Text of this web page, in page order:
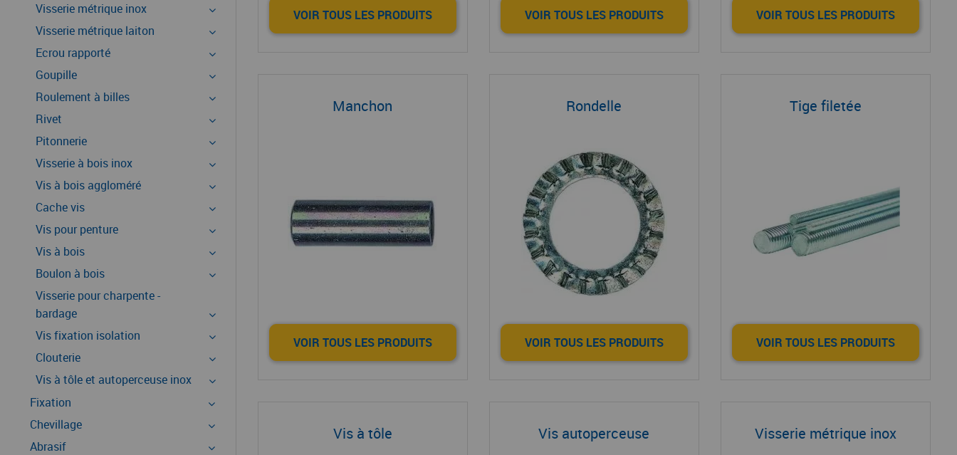
Visserie métrique inox
Visserie métrique laiton
Ecrou rapporté
Goupille
Roulement à billes
Rivet
Pitonnerie
Visserie à bois inox
Vis à bois aggloméré
Cache vis
Vis pour penture
Vis à bois
Boulon à bois
Visserie pour charpente -
bardage
Vis fixation isolation
Clouterie
Vis à tôle et autoperceuse inox
Fixation
Chevillage
Abrasif
VOIR TOUS LES PRODUITS VOIR TOUS LES PRODUITS VOIR TOUS LES PRODUITS
Manchon
VOIR TOUS LES PRODUITS
Rondelle
VOIR TOUS LES PRODUITS
Tige filetée
VOIR TOUS LES PRODUITS
Vis à tôle Vis autoperceuse Visserie métrique inox